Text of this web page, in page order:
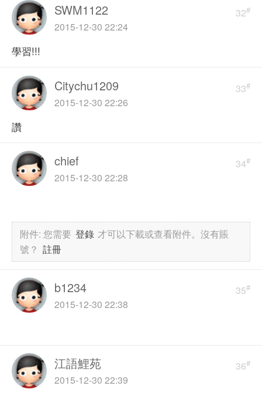
32#
SWM1122
2015-12-30 22:24
學習!!!
33#
Citychu1209
2015-12-30 22:26
讚
34#
chief
2015-12-30 22:28
附件:您需要 登錄 才可以下載或查看附件。沒有賬
號？ 註冊
35#
b1234
2015-12-30 22:38
36#
江語鯉苑
2015-12-30 22:39